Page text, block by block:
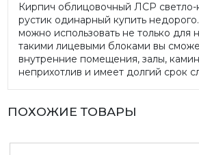
Кирпич облицовочный ЛСР светло-
рустик одинарный купить
можно использовать не только для
такими лицевыми блоками вы
внутренние помещения, залы,
неприхотлив и имеет долгий срок
ПОХОЖИЕ ТОВАРЫ